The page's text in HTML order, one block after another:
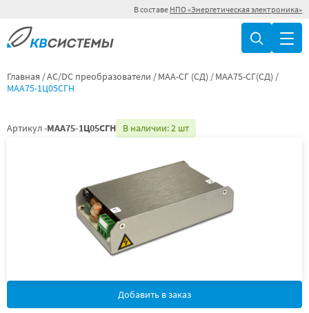
В составе НПО «Энергетическая электроника»
Главная AC/DC преобразователи МАА-СГ (СД)
МАА75-СГ(СД)
МАА75-1Ц05СГН
Артикул -МАА75-1Ц05СГН В наличии: 2 шт
Добавить в заказ